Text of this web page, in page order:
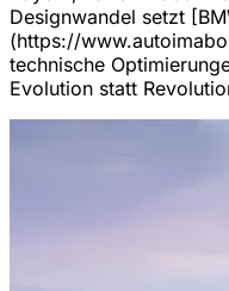
Designwandel setzt
(https://
technische
Evolution statt